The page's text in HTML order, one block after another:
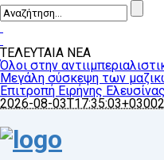
ΤΕΛΕΥΤΑΙΑ ΝΕΑ
Όλοι στην
Μεγάλη σύσκεψη των
Επιτροπή Ειρήνης
2026-08-03T17:35:03+0300